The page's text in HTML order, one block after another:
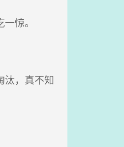
惊。
，真不知